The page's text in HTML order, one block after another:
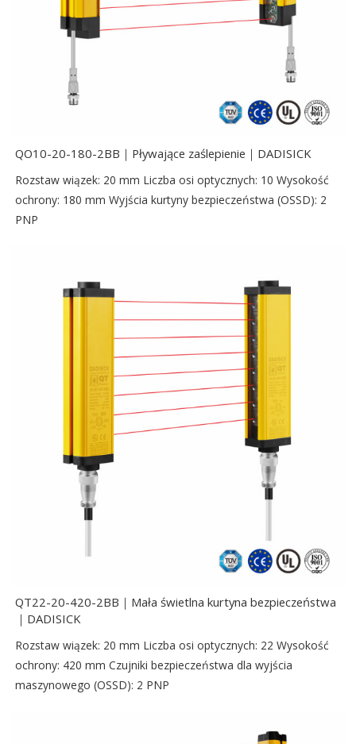
QO10-20-180-2BB｜Pływające zaślepienie｜DADISICK
Rozstaw wiązek: 20 mm Liczba osi optycznych: 10 Wysokość
ochrony: 180 mm Wyjścia kurtyny bezpieczeństwa (OSSD): 2
PNP
QT22-20-420-2BB｜Mała świetlna kurtyna bezpieczeństwa
｜DADISICK
Rozstaw wiązek: 20 mm Liczba osi optycznych: 22 Wysokość
ochrony: 420 mm Czujniki bezpieczeństwa dla wyjścia
maszynowego (OSSD): 2 PNP